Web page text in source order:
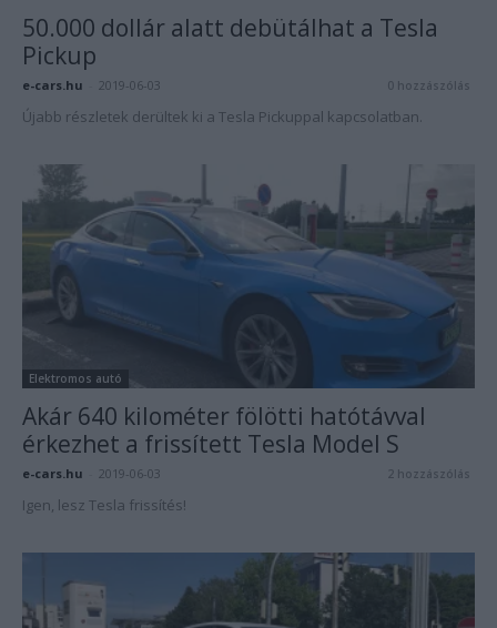
50.000 dollár alatt debütálhat a Tesla
Pickup
e-cars.hu 2019-06-03 0 hozzászólás
Újabb részletek derültek ki a Tesla Pickuppal kapcsolatban.
Elektromos autó
Akár 640 kilométer fölötti hatótávval
érkezhet a frissített Tesla Model S
e-cars.hu 2019-06-03 2 hozzászólás
Igen, lesz Tesla frissítés!